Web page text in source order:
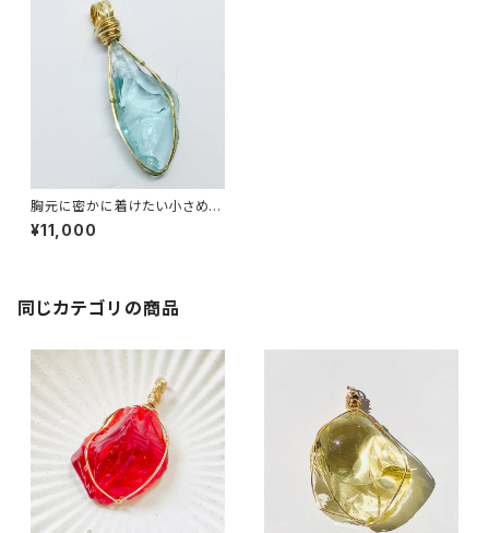
胸元に密かに着けたい小さめが
お好みの方にもおすすめ♡アン
ダラクリスタルペンダント～シア
㎝＞付き
¥11,000
同じカテゴリの商品